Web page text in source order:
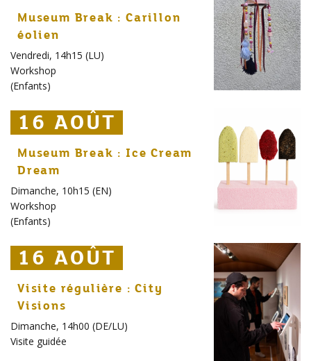
Museum Break : Carillon
éolien
Vendredi, 14h15 (LU)
Workshop
(Enfants)
16 AOÛT
16 AOÛT
16 AOÛT
Museum Break : Ice Cream
Dream
Dimanche, 10h15 (EN)
Workshop
(Enfants)
16 AOÛT
16 AOÛT
16 AOÛT
Visite régulière : City
Visions
Dimanche, 14h00 (DE/LU)
Visite guidée